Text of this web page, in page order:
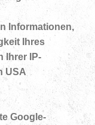
Informationen,
Ihres
Ihrer IP-
USA
Google-